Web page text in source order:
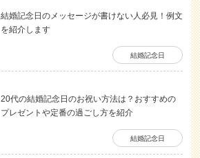
結婚記念日のメッセージが書けない人必見！例文
を紹介します
結婚記念日
20代の結婚記念日のお祝い方法は？おすすめの
プレゼントや定番の過ごし方を紹介
結婚記念日